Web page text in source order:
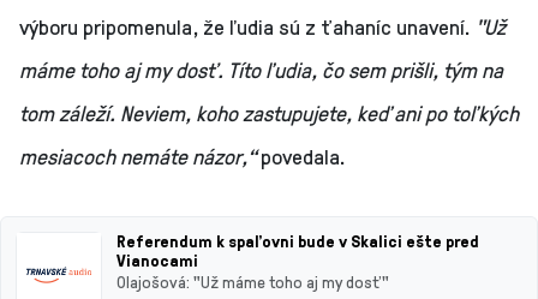
výboru pripomenula, že ľudia sú z ťahaníc unavení. "Už
máme toho aj my dosť. Títo ľudia, čo sem prišli, tým na
tom záleží. Neviem, koho zastupujete, keď ani po toľkých
mesiacoch nemáte názor,“povedala.
Referendum k spaľovni bude v Skalici ešte pred
Vianocami
Olajošová: "Už máme toho aj my dosť"